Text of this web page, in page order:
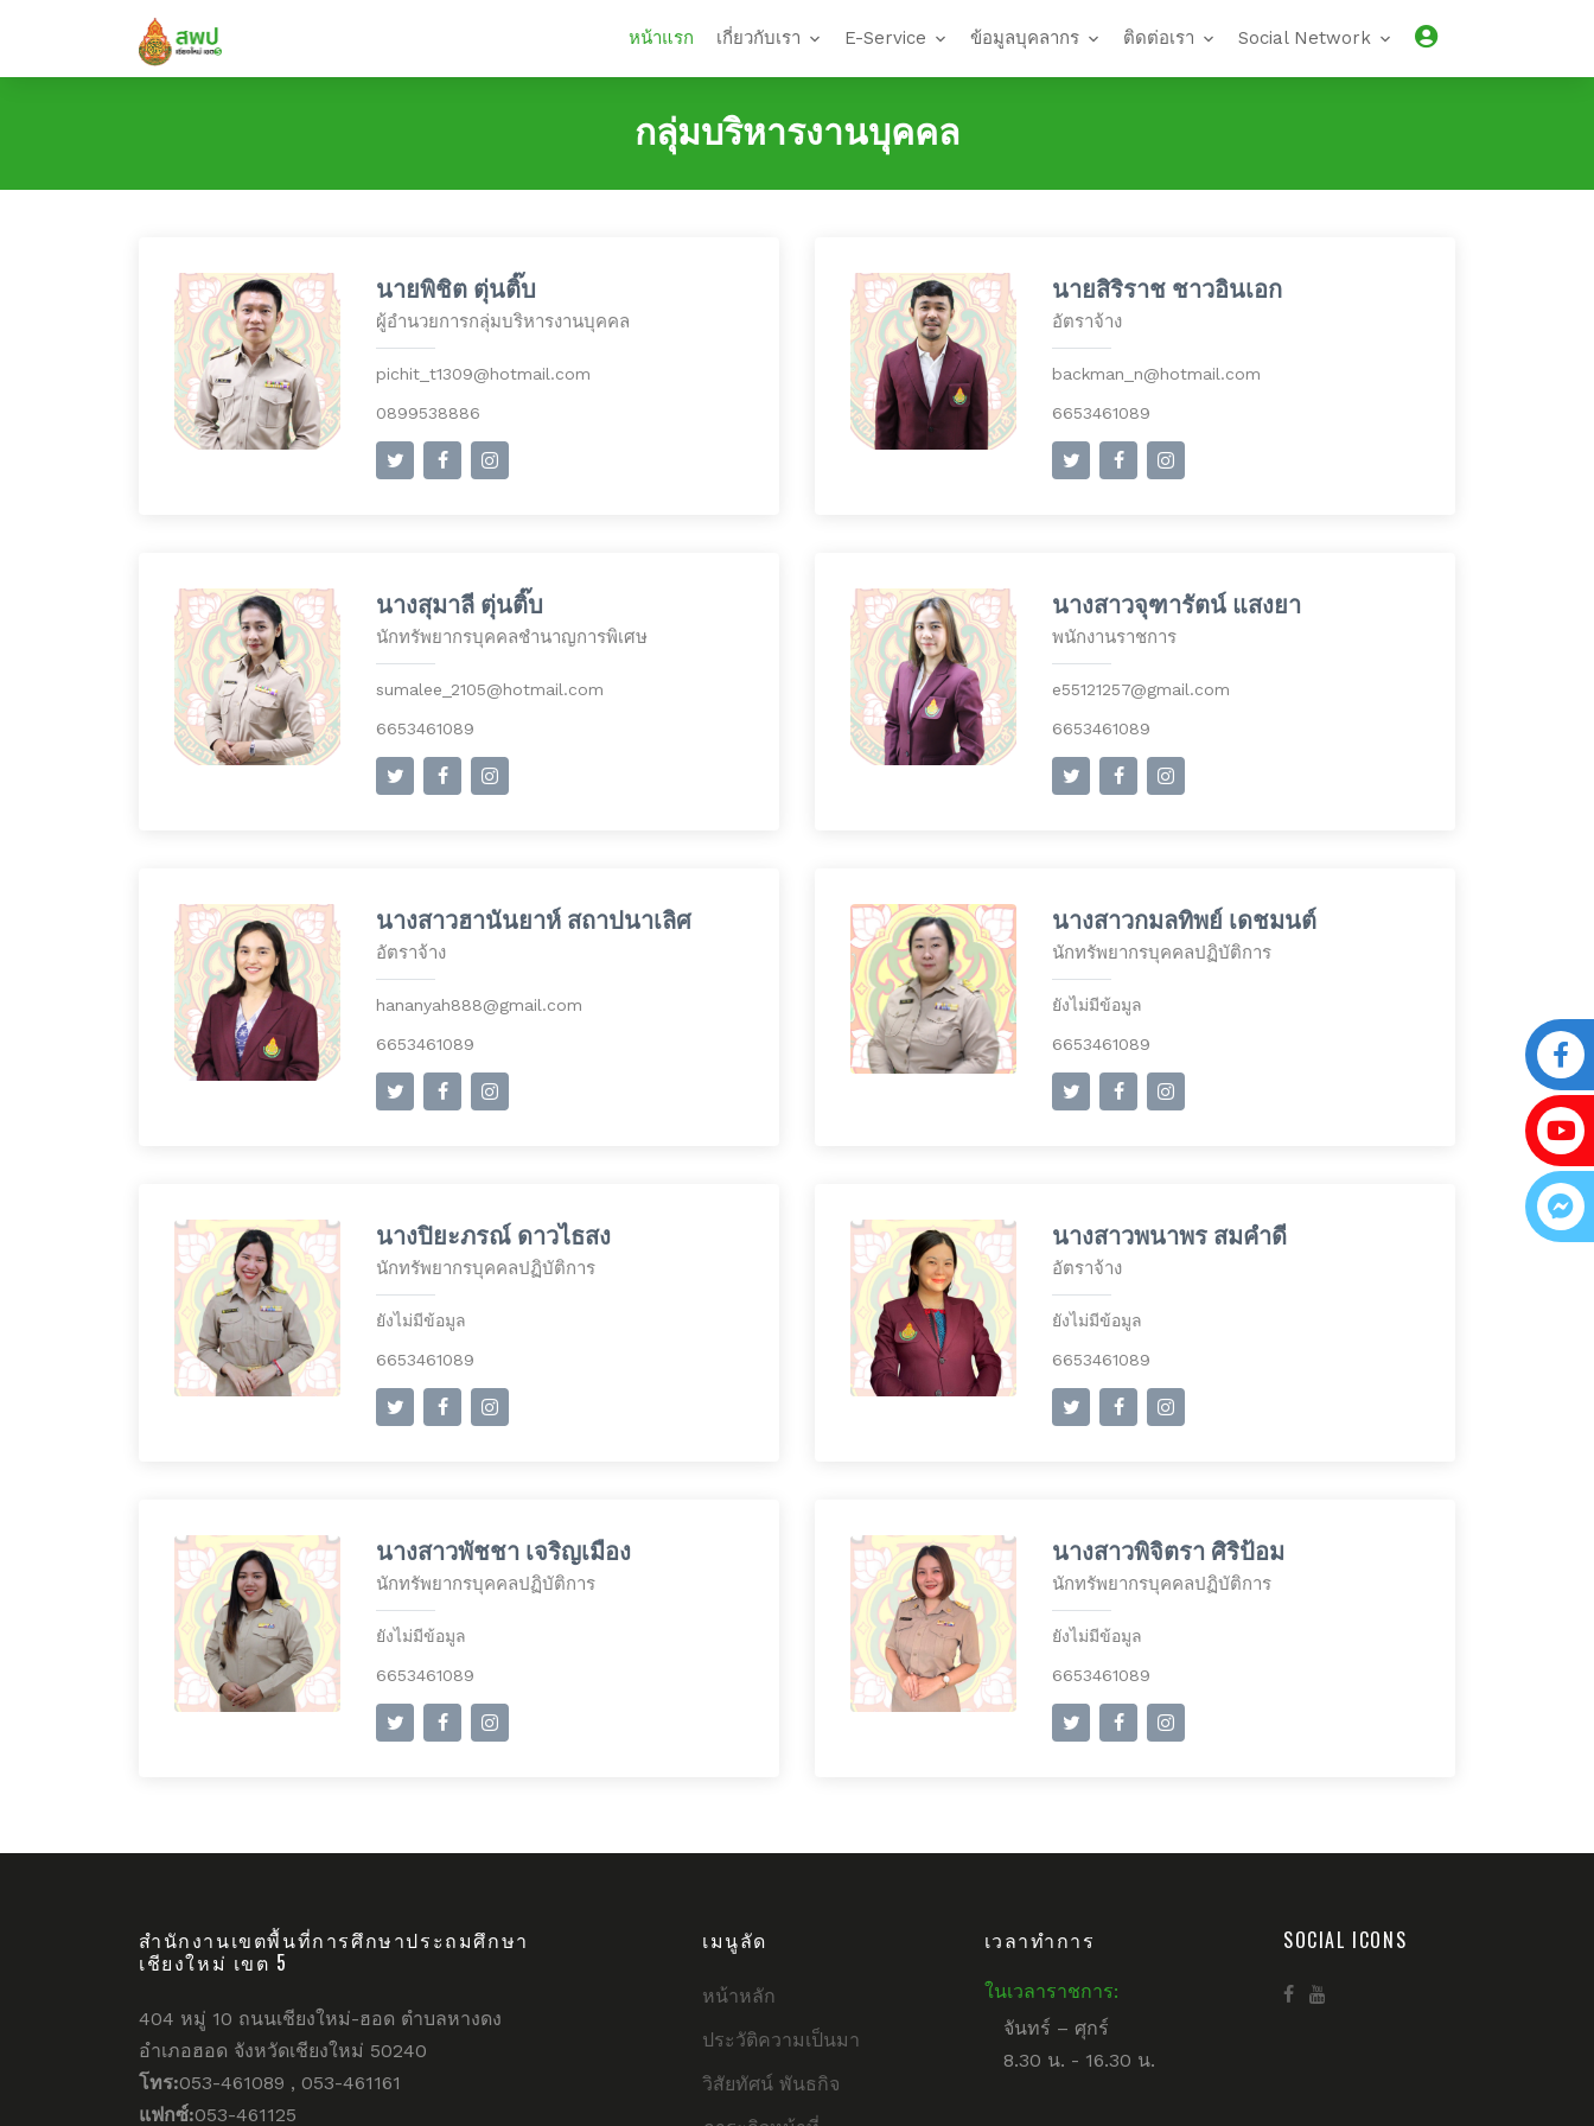
หน้าแรก เกี่ยวกับเรา E-Service ข้อมูลบุคลากร ติดต่อเรา Social Network
กลุ่มบริหารงานบุคคล
นายพิชิต ตุ่นติ๊บ
ผู้อำนวยการกลุ่มบริหารงานบุคคล
pichit_t1309@hotmail.com
0899538886
นายสิริราช ชาวอินเอก
อัตราจ้าง
backman_n@hotmail.com
6653461089
นางสุมาลี ตุ่นติ๊บ
นักทรัพยากรบุคคลชำนาญการพิเศษ
sumalee_2105@hotmail.com
6653461089
นางสาวจุฑารัตน์ แสงยา
พนักงานราชการ
e55121257@gmail.com
6653461089
นางสาวฮานันยาห์ สถาปนาเลิศ
อัตราจ้าง
hananyah888@gmail.com
6653461089
นางสาวกมลทิพย์ เดชมนต์
นักทรัพยากรบุคคลปฏิบัติการ
ยังไม่มีข้อมูล
6653461089
นางปิยะภรณ์ ดาวไธสง
นักทรัพยากรบุคคลปฏิบัติการ
ยังไม่มีข้อมูล
6653461089
นางสาวพนาพร สมคำดี
อัตราจ้าง
ยังไม่มีข้อมูล
6653461089
นางสาวพัชชา เจริญเมือง
นักทรัพยากรบุคคลปฏิบัติการ
ยังไม่มีข้อมูล
6653461089
นางสาวพิจิตรา ศิริป้อม
นักทรัพยากรบุคคลปฏิบัติการ
ยังไม่มีข้อมูล
6653461089
สำนักงานเขตพื้นที่การศึกษาประถมศึกษา
เชียงใหม่ เขต 5
404 หมู่ 10 ถนนเชียงใหม่-ฮอด ตำบลหางดง
อำเภอฮอด จังหวัดเชียงใหม่ 50240
โทร:053-461089 , 053-461161
แฟกซ์:053-461125
เมนูลัด
หน้าหลัก
ประวัติความเป็นมา
วิสัยทัศน์ พันธกิจ
เวลาทำการ
ในเวลาราชการ:
จันทร์ – ศุกร์
8.30 น. - 16.30 น.
SOCIAL ICONS